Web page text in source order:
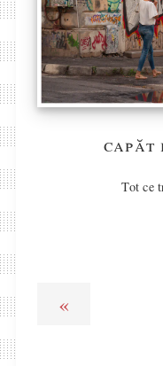
capăt
Tot ce
«